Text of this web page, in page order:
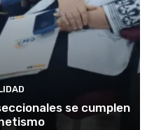
se cumplen